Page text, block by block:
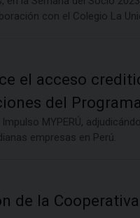
con el Colegio La
el acceso
del
MYPERÚ,
empresas en Perú.
de la